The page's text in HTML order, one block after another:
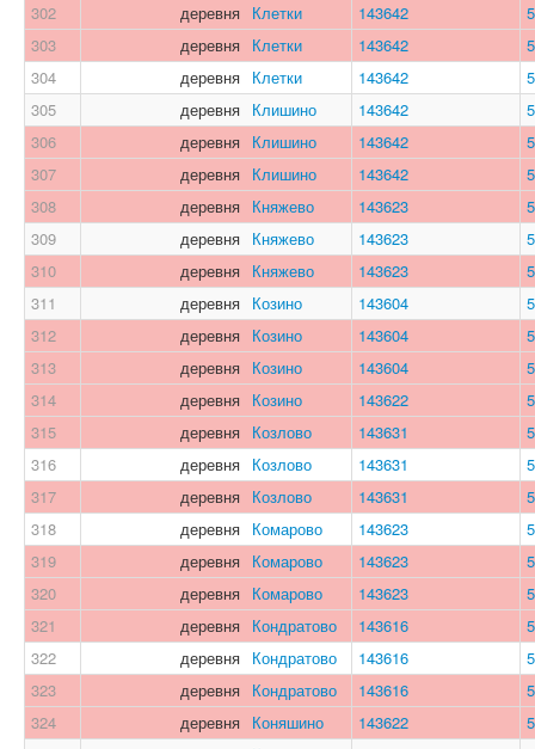
302
деревня Клетки 143642
303
деревня Клетки 143642
304
деревня Клетки 143642
305
деревня Клишино 143642
306
деревня Клишино 143642
307
деревня Клишино 143642
308
деревня Княжево 143623
309
деревня Княжево 143623
310
деревня Княжево 143623
311
деревня Козино 143604
312
деревня Козино 143604
313
деревня Козино 143604
314
деревня Козино 143622
315
деревня Козлово 143631
316
деревня Козлово 143631
317
деревня Козлово 143631
318
деревня Комарово 143623
319
деревня Комарово 143623
320
деревня Комарово 143623
321
деревня Кондратово 143616
322
деревня Кондратово 143616
323
деревня Кондратово 143616
324
деревня Коняшино 143622